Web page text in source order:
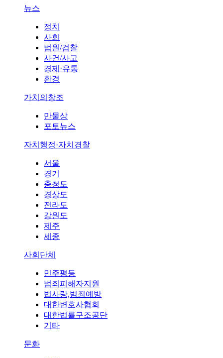
뉴스
정치
사회
법원/검찰
사건/사고
경제·유통
환경
가치의창조
만물상
포토뉴스
자치행정·자치경찰
서울
경기
충청도
경상도
전라도
강원도
제주
세종
사회단체
민주평등
범죄피해자지원
법사랑,범죄예방
대한변호사협회
대한법률구조공단
기타
문화